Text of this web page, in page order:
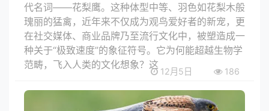
代名词——花梨鹰。这种体型中等、羽色如花梨木般
瑰丽的猛禽，近年来不仅成为观鸟爱好者的新宠，更
在社交媒体、商业品牌乃至流行文化中，被塑造成一
种关于“极致速度”的象征符号。它为何能超越生物学
范畴，飞入人类的文化想象？这
12月5日 186